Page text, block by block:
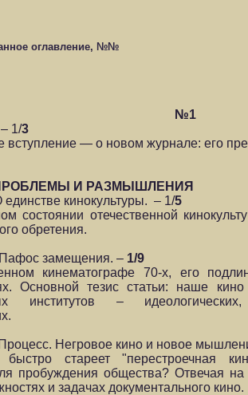
оглавление, №№
№1
– 1/3
вступление — о новом журнале: его
И РАЗМЫШЛЕНИЯ
кинокультуры. – 1/5
состоянии отечественной
обретения.
замещения. – 1/9
кинематографе 70-х, его
Основной тезис статьи: наше
институтов – идеологических,
Негровое кино и новое
стареет "перестроечная
пробуждения общества? Отвечая на
и задачах документального кино.